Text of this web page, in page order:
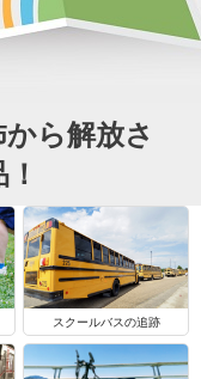
ら解放さ
スクールバスの追跡